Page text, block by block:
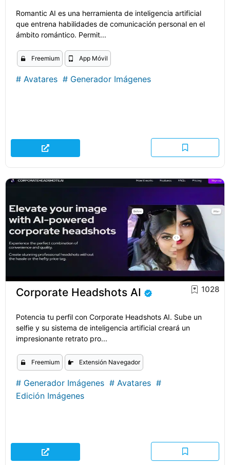
Romantic AI es una herramienta de inteligencia artificial
que entrena habilidades de comunicación personal en el
ámbito romántico. Permit...
Freemium App Móvil
# Avatares # Generador Imágenes
Corporate Headshots AI 1028
Potencia tu perfil con Corporate Headshots AI. Sube un
selfie y su sistema de inteligencia artificial creará un
impresionante retrato pro...
Freemium Extensión Navegador
# Generador Imágenes # Avatares #
Edición Imágenes